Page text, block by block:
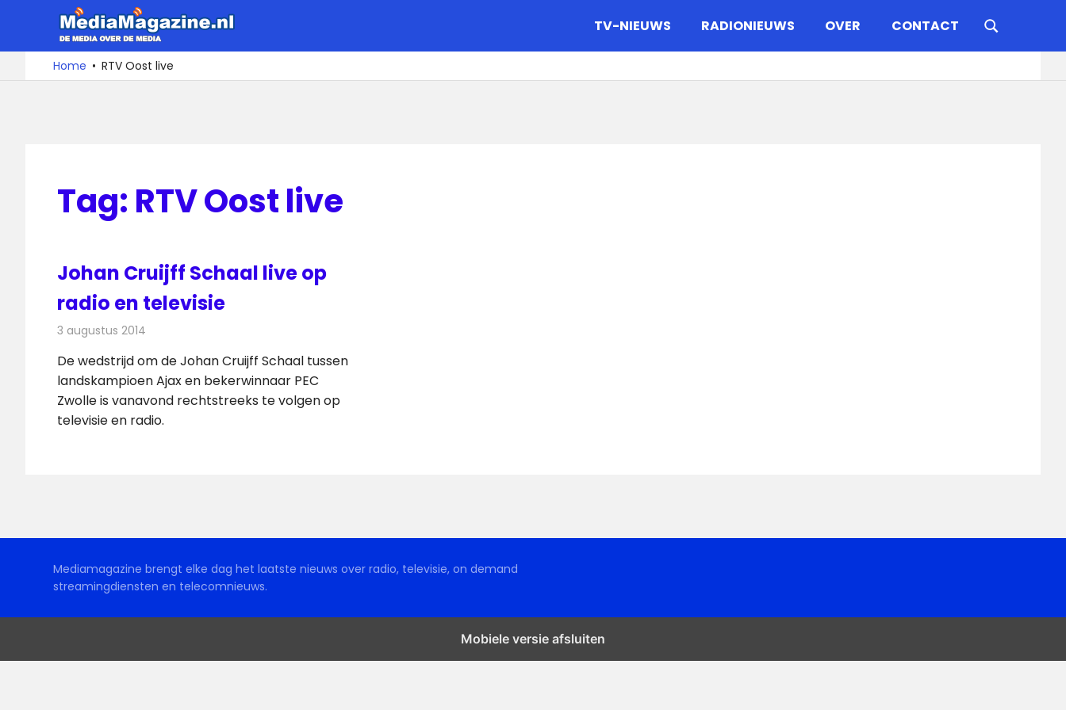
de
De
media
over
TV-NIEUWS RADIONIEUWS OVER CONTACT
Home RTV Oost live
Tag: RTV Oost live
Johan Cruijff Schaal live op
radio en televisie
3 augustus 2014
De wedstrijd om de Johan Cruijff Schaal tussen
landskampioen Ajax en bekerwinnaar PEC
Zwolle is vanavond rechtstreeks te volgen op
televisie en radio.
Mediamagazine brengt elke dag het laatste nieuws over radio, televisie, on demand
streamingdiensten en telecomnieuws.
Mobiele versie afsluiten